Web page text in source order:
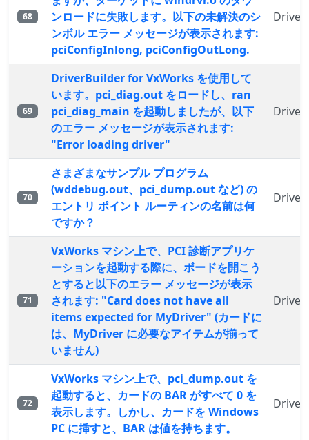
68
ンロードに失敗します。以下の未解決のシ
ンボル エラー メッセージが表示されます:
pciConfigInlong, pciConfigOutLong.
69
DriverBuilder for VxWorks を使用して
います。pci_diag.out をロードし、ran
pci_diag_main を起動しましたが、以下
のエラー メッセージが表示されます:
"Error loading driver"
70
さまざまなサンプル プログラム
(wddebug.out、pci_dump.out など) の
エントリ ポイント ルーティンの名前は何
ですか？
71
VxWorks マシン上で、PCI 診断アプリケ
ーションを起動する際に、ボードを開こう
とすると以下のエラー メッセージが表示
されます: "Card does not have all
items expected for MyDriver" (カードに
は、MyDriver に必要なアイテムが揃って
いません)
72
VxWorks マシン上で、pci_dump.out を
起動すると、カードの BAR がすべて 0 を
表示します。しかし、カードを Windows
PC に挿すと、BAR は値を持ちます。